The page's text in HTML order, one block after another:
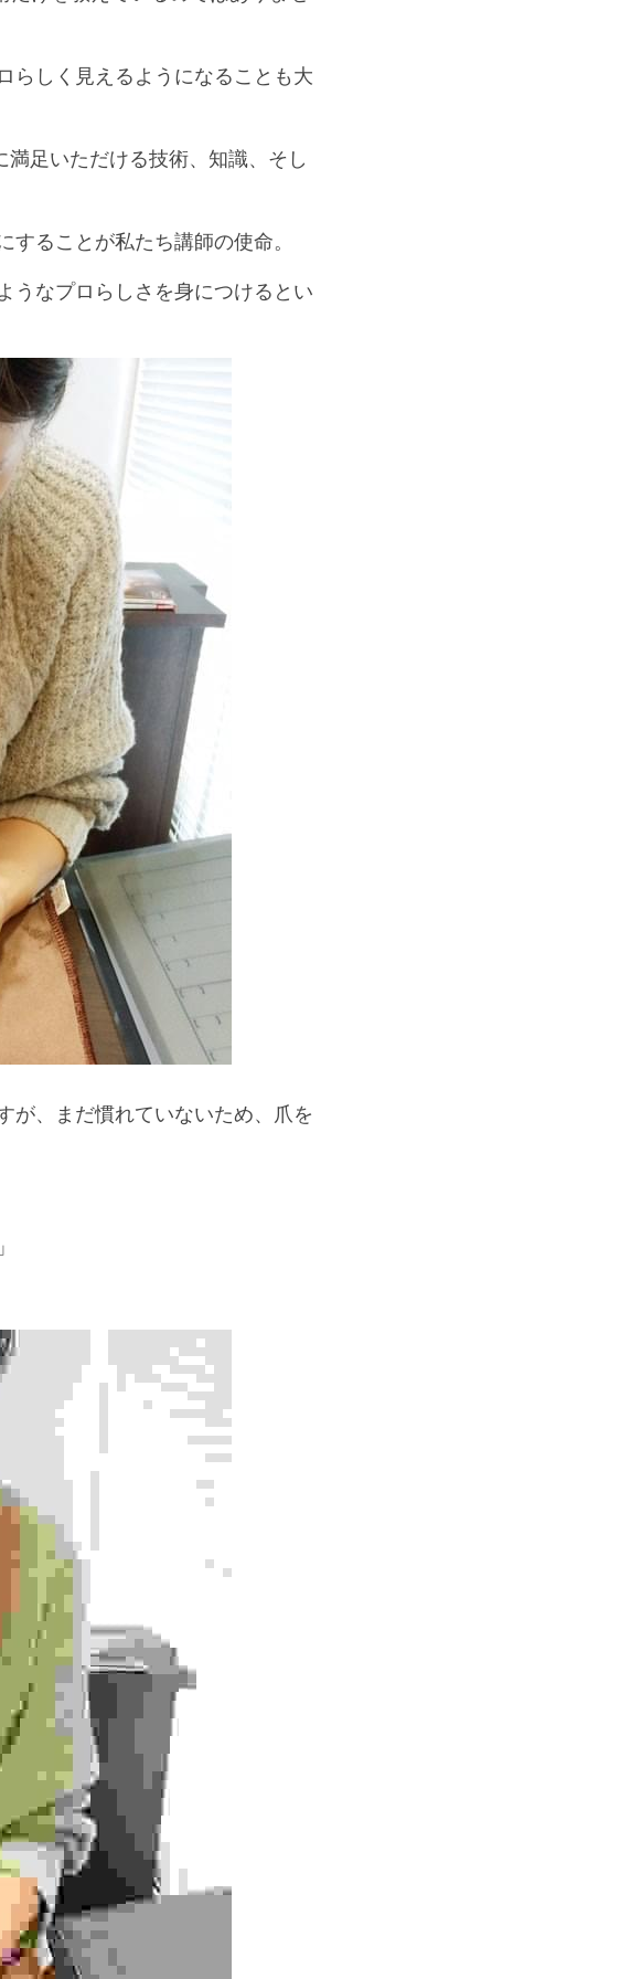
らしく見えるようになることも大
足いただける技術、知識、そし
ることが私たち講師の使命。
うなプロらしさを身につけるとい
が、まだ慣れていないため、爪を